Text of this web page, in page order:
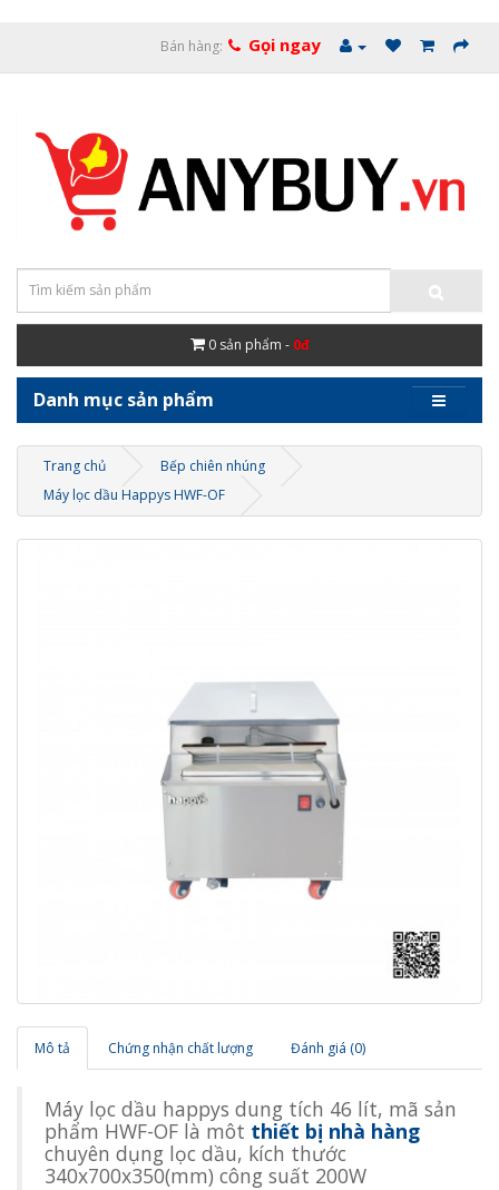
Bán hàng: Gọi ngay
0 sản phẩm - 0đ
Danh mục sản phẩm
Trang chủ
Bếp chiên nhúng
Máy lọc dầu Happys HWF-OF
Mô tả Chứng nhận chất lượng Đánh giá (0)
Máy lọc dầu happys dung tích 46 lít, mã sản
phẩm HWF-OF là môt thiết bị nhà hàng
chuyên dụng lọc dầu, kích thước
340x700x350(mm) công suất 200W